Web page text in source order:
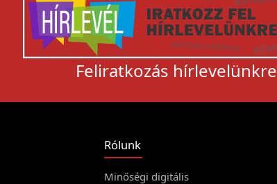
Feliratkozás hírlevelünkre
Rólunk
Minőségi digitális